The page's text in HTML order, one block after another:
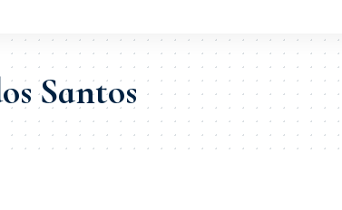
Santos